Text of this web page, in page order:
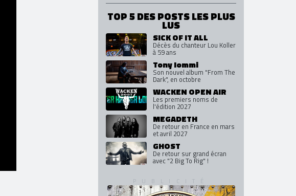
TOP 5 DES POSTS LES PLUS
LUS
SICK OF IT ALL
Décès du chanteur Lou Koller
à 59 ans
Tony Iommi
Son nouvel album "From The
Dark", en octobre
WACKEN OPEN AIR
Les premiers noms de
l'édition 2027
MEGADETH
De retour en France en mars
et avril 2027
GHOST
De retour sur grand écran
avec "2 Big To Rig" !